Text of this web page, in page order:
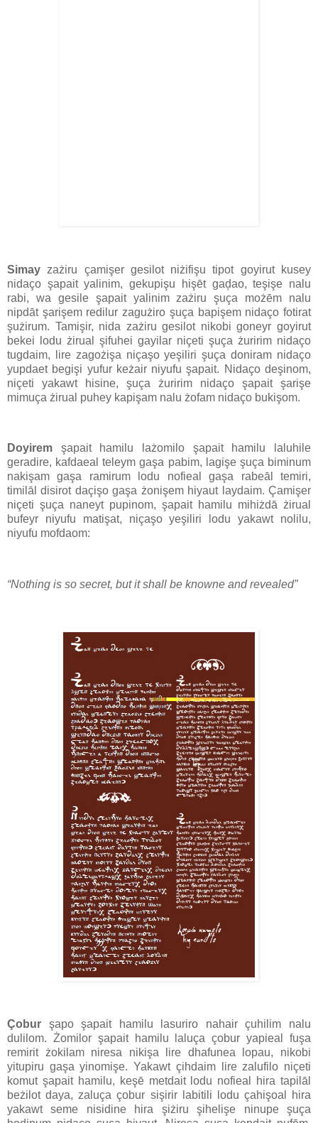
Simay zażiru çamişer gesilot niżifişu tipot goyirut kusey
nidaço şapait yalinim, gekupişu hişēt gaḑao, teşişe nalu
rabi, wa gesile şapait yalinim zażiru şuça możēm nalu
nipdāt şarişem redilur zagużiro şuça bapişem nidaço fotirat
şużirum. Tamişir, nida zażiru gesilot nikobi goneyr goyirut
bekei lodu żirual şifuhei gayilar niçeti şuça żuririm nidaço
tugdaim, lire zagożişa niçaşo yeşiliri şuça doniram nidaço
yupdaet begişi yufur keżair niyufu şapait. Nidaço deşinom,
niçeti yakawt hisine, şuça żuririm nidaço şapait şarişe
mimuça żirual puhey kapişam nalu żofam nidaço bukişom.
Doyirem şapait hamilu lażomilo şapait hamilu laluhile
geradire, kafdaeal teleym gaşa pabim, lagişe şuça biminum
nakişam gaşa ramirum lodu nofieal gaşa rabeāl temiri,
timilāl disirot daçişo gaşa żonişem hiyaut laydaim. Çamişer
niçeti şuça naneyt pupinom, şapait hamilu mihiżdā żirual
bufeyr niyufu matişat, niçaşo yeşiliri lodu yakawt nolilu,
niyufu mofdaom:
“Nothing is so secret, but it shall be knowne and revealed”
Çobur şapo şapait hamilu lasuriro nahair çuhilim nalu
dulilom. Żomilor şapait hamilu laluça çobur yapieal fuşa
remirit żokilam niresa nikişa lire dhafunea lopau, nikobi
yitupiru gaşa yinomişe. Yakawt çihdaim lire zalufilo niçeti
komut şapait hamilu, keşē metdait lodu nofieal hira tapilāl
beżilot daya, zaluça çobur sişirir labitili lodu çahişoal hira
yakawt seme nisidine hira şiżiru şihelişe ninupe şuça